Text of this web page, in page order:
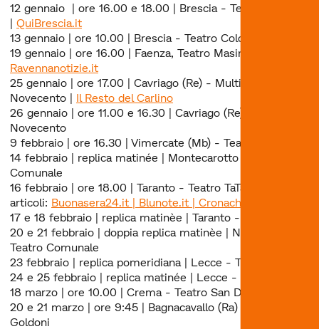
12 gennaio | ore 16.00 e 18.00 | Brescia - Teatro Colonna
| QuiBrescia.it
13 gennaio | ore 10.00 | Brescia - Teatro Colonna
19 gennaio | ore 16.00 | Faenza, Teatro Masini |
Ravennanotizie.it
25 gennaio | ore 17.00 | Cavriago (Re) - Multisala
Novecento | Il Resto del Carlino
26 gennaio | ore 11.00 e 16.30 | Cavriago (Re) - Multisala
Novecento
9 febbraio | ore 16.30 | Vimercate (Mb) - TeatrOreno
14 febbraio | replica matinée | Montecarotto (An) - Teatro
Comunale
16 febbraio | ore 18.00 | Taranto - Teatro TaTà | Alcuni
articoli: Buonasera24.it | Blunote.it | CronacheTarantine.it
17 e 18 febbraio | replica matinèe | Taranto - Teatro TaTà
20 e 21 febbraio | doppia replica matinèe | Novoli (Le) -
Teatro Comunale
23 febbraio | replica pomeridiana | Lecce - Teatro Koreja
24 e 25 febbraio | replica matinée | Lecce - Teatro Koreja
18 marzo | ore 10.00 | Crema - Teatro San Domenico
20 e 21 marzo | ore 9:45 | Bagnacavallo (Ra) - Teatro
Goldoni